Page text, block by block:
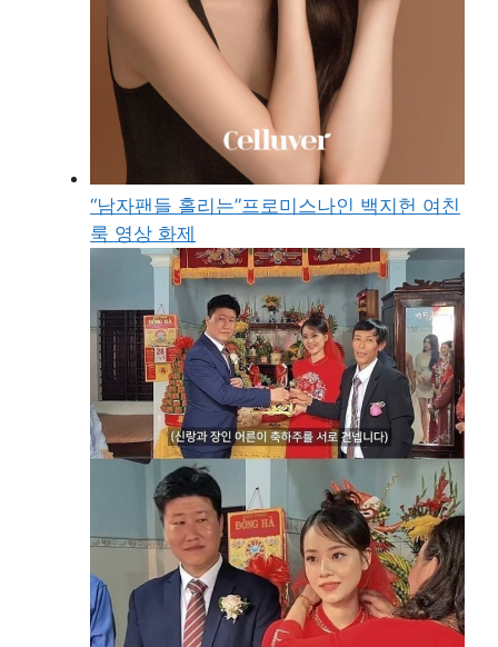
“남자팬들 홀리는”프로미스나인 백지헌 여친
룩 영상 화제